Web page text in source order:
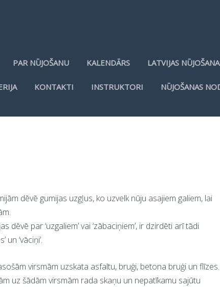
PAR NŪJOŠANU KALENDĀRS LATVIJAS
KONTAKTI INSTRUKTORI NŪJOŠANAS
dēvē gumijas uzgļus, ko uzvelk nūju asajiem galiem, lai
dēvē par ‘uzgaliem’ vai ‘zābaciņiem’, ir dzirdēti arī tādi
un ‘vāciņi’.
virsmām uzskata asfaltu, bruģi, betona bruģi un flīzes.
uz šādām virsmām rada skaņu un nepatīkamu sajūtu